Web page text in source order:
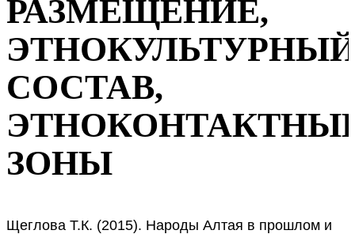
РАЗМЕЩЕНИЕ,
СОСТАВ,
ЗОНЫ
Щеглова Т.К. (2015). Народы Алтая в прошлом и